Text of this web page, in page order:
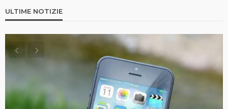
ULTIME NOTIZIE